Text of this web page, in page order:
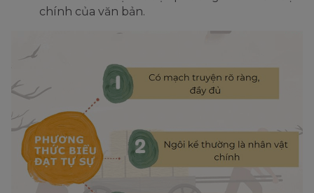
chính của văn bản.